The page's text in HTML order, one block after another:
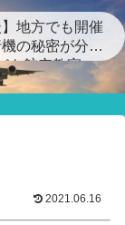
】地方でも開催
の秘密が分か
も航空教室」
2021.06.16